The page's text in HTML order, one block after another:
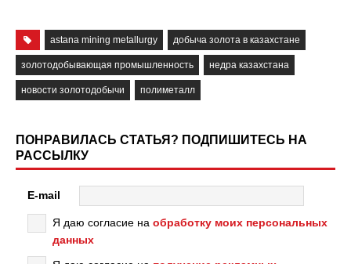
astana mining metallurgy добыча золота в казахстане
золотодобывающая промышленность недра казахстана
новости золотодобычи полиметалл
ПОНРАВИЛАСЬ СТАТЬЯ? ПОДПИШИТЕСЬ НА
РАССЫЛКУ
E-mail
Я даю согласие на обработку моих персональных
данных